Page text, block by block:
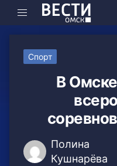
Спорт
В
Полина
Кушнарёва